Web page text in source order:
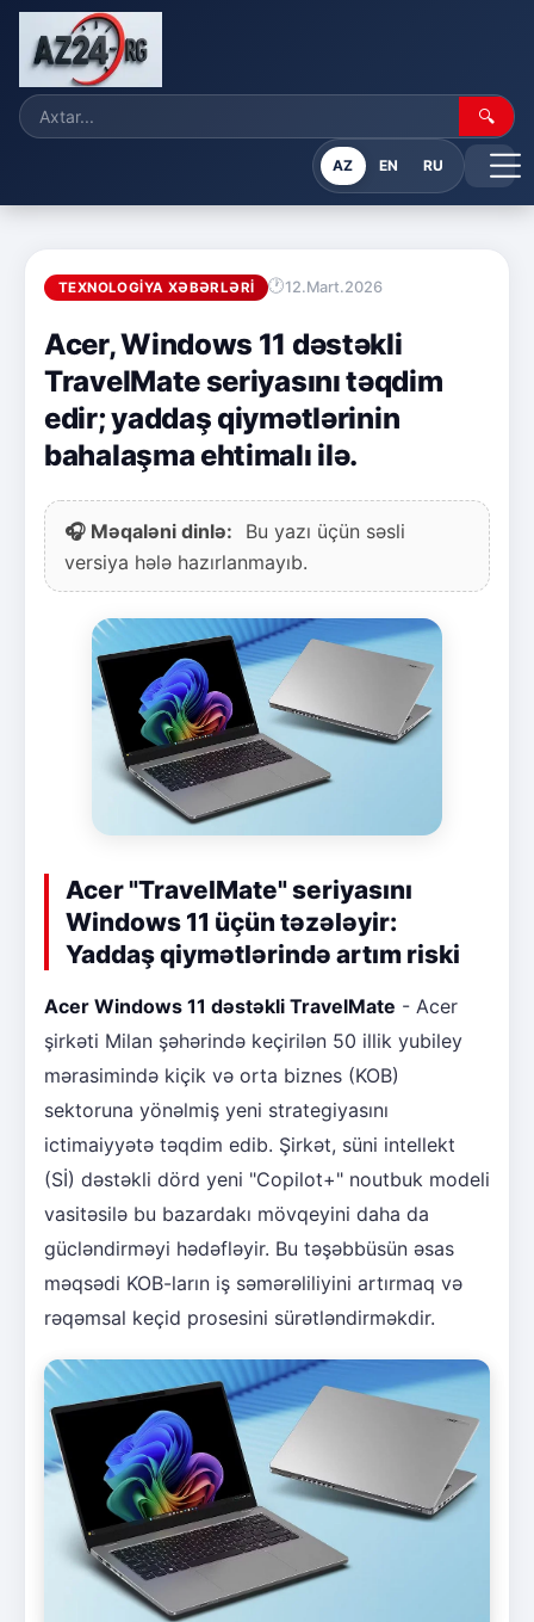
🔍
AZ EN RU
TEXNOLOGIYA XƏBƏRLƏRI 12.Mart.2026
Acer, Windows 11 dəstəkli
TravelMate seriyasını təqdim
edir; yaddaş qiymətlərinin
bahalaşma ehtimalı ilə.
🎧 Məqaləni dinlə:
Bu yazı üçün səsli
versiya hələ hazırlanmayıb.
Acer "TravelMate" seriyasını
Windows 11 üçün təzələyir:
Yaddaş qiymətlərində artım riski
Acer Windows 11 dəstəkli TravelMate - Acer
şirkəti Milan şəhərində keçirilən 50 illik yubiley
mərasimində kiçik və orta biznes (KOB)
sektoruna yönəlmiş yeni strategiyasını
ictimaiyyətə təqdim edib. Şirkət, süni intellekt
(Sİ) dəstəkli dörd yeni "Copilot+" noutbuk modeli
vasitəsilə bu bazardakı mövqeyini daha da
gücləndirməyi hədəfləyir. Bu təşəbbüsün əsas
məqsədi KOB-ların iş səmərəliliyini artırmaq və
rəqəmsal keçid prosesini sürətləndirməkdir.